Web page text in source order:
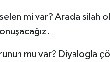
mi var? Arada silah
mu var? Diyalogla